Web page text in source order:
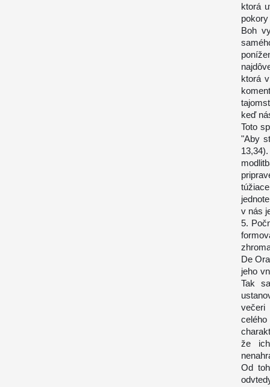
ktorá
Boh
ktorá
keď
Toto
"Aby
v nás
5.
De
jeho
Tak
večeri
že
Od